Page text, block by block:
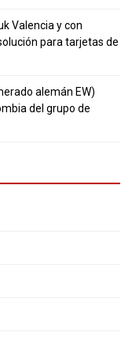
Valencia y con
para tarjetas de
alemán EW)
del grupo de